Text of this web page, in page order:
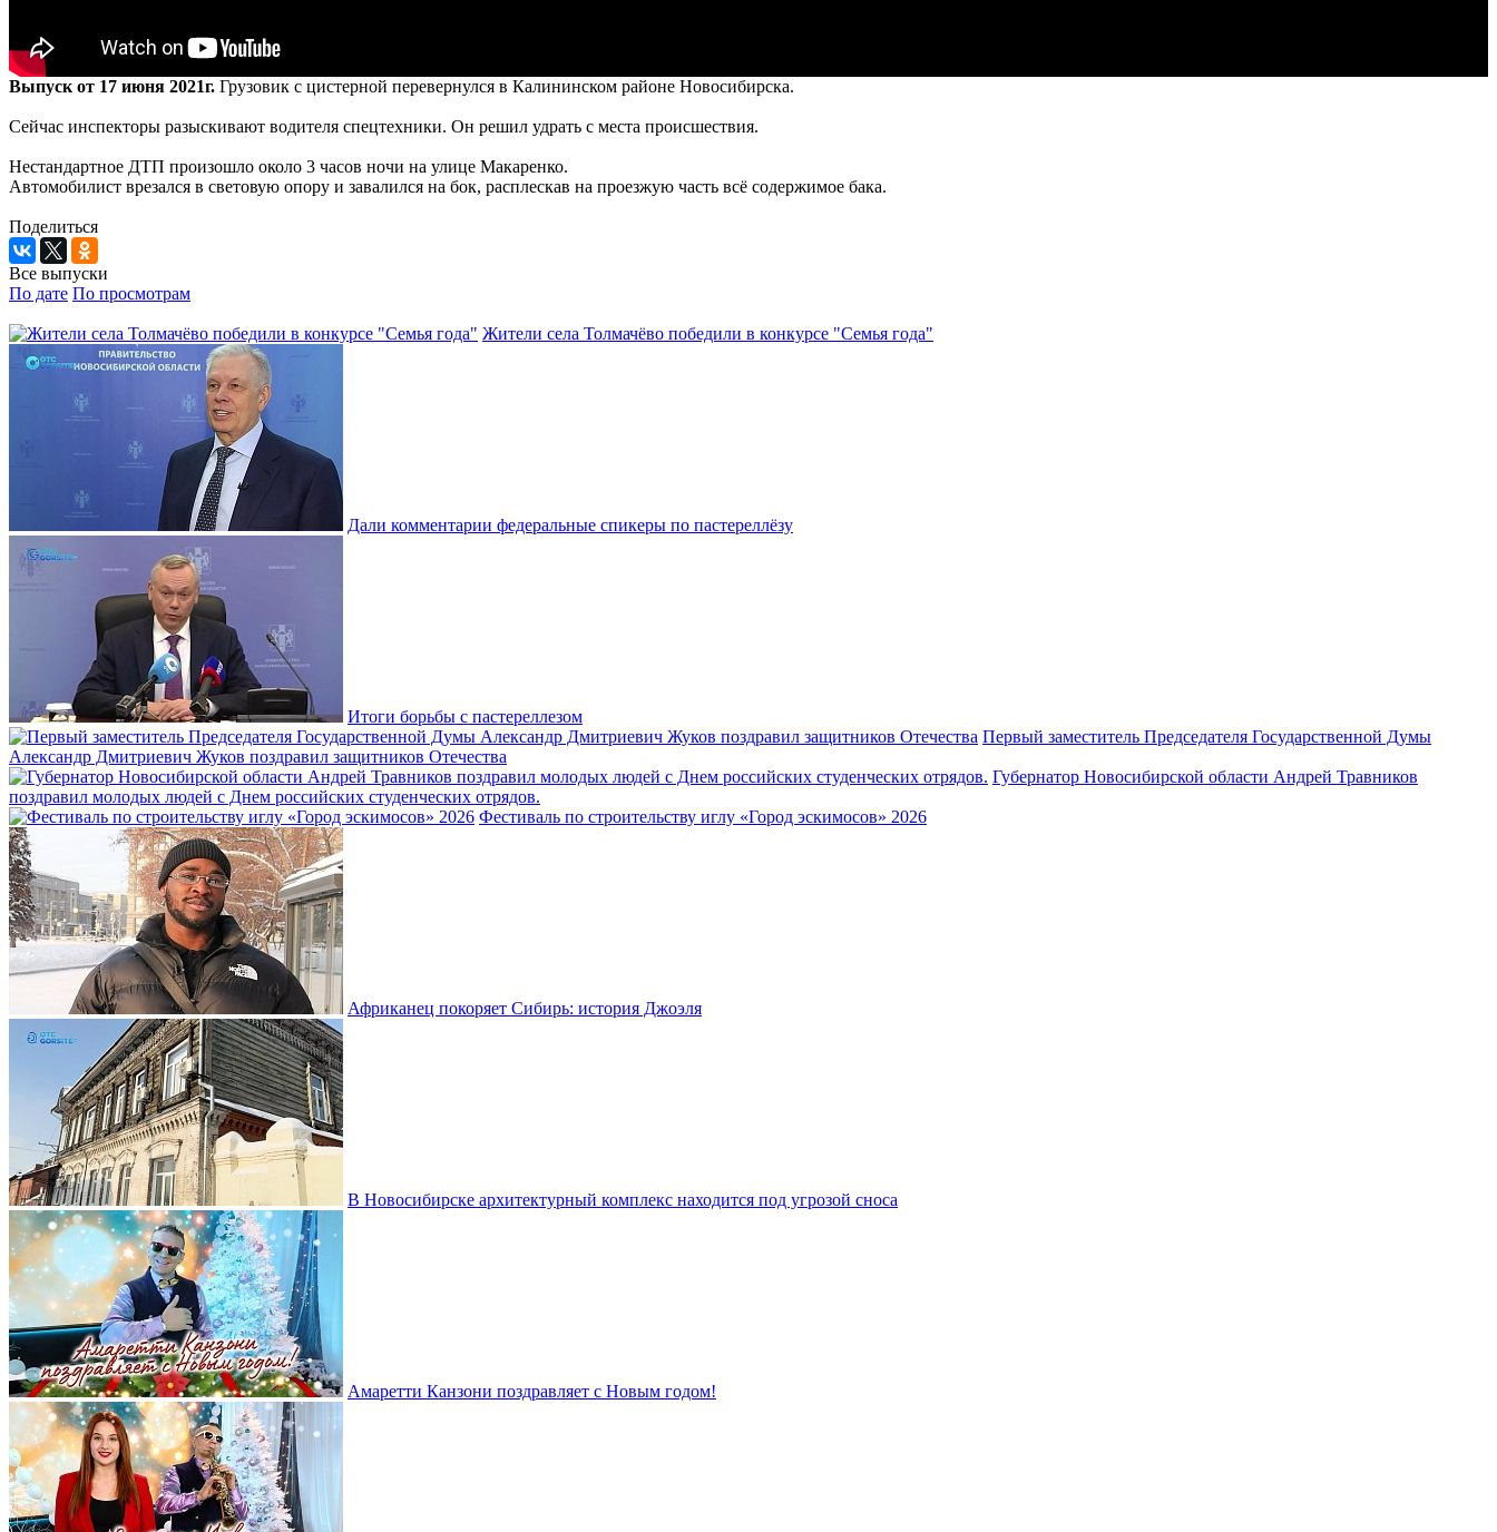
Выпуск от 17 июня 2021г. Грузовик с цистерной перевернулся в Калининском районе Новосибирска.
Сейчас инспекторы разыскивают водителя спецтехники. Он решил удрать с места происшествия.
Нестандартное ДТП произошло около 3 часов ночи на улице Макаренко.
Автомобилист врезался в световую опору и завалился на бок, расплескав на проезжую часть всё содержимое бака.
Поделиться
Все выпуски
По дате По просмотрам
Жители села Толмачёво победили в конкурсе "Семья года"
Дали комментарии федеральные спикеры по пастереллёзу
Итоги борьбы с пастереллезом
Первый заместитель Председателя Государственной Думы
Александр Дмитриевич Жуков поздравил защитников Отечества
Губернатор Новосибирской области Андрей Травников
поздравил молодых людей с Днем российских студенческих отрядов.
Фестиваль по строительству иглу «Город эскимосов» 2026
Африканец покоряет Сибирь: история Джоэля
В Новосибирске архитектурный комплекс находится под угрозой сноса
Амаретти Канзони поздравляет с Новым годом!